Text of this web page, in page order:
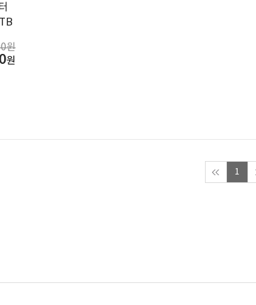
원
원
1